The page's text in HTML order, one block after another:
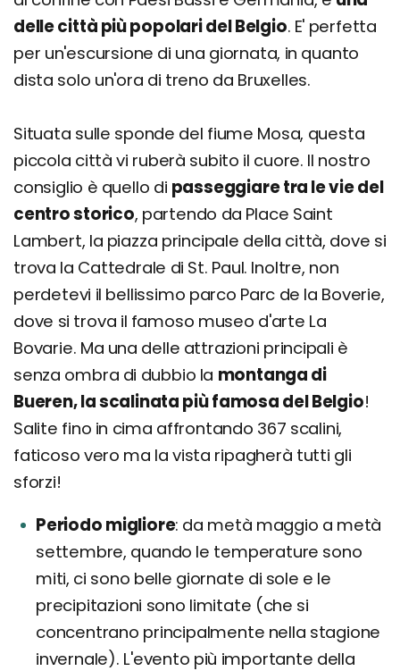
delle città più popolari del Belgio. E' perfetta
per un'escursione di una giornata, in quanto
dista solo un'ora di treno da Bruxelles.
Situata sulle sponde del fiume Mosa, questa
piccola città vi ruberà subito il cuore. Il nostro
consiglio è quello di passeggiare tra le vie del
centro storico, partendo da Place Saint
Lambert, la piazza principale della città, dove si
trova la Cattedrale di St. Paul. Inoltre, non
perdetevi il bellissimo parco Parc de la Boverie,
dove si trova il famoso museo d'arte La
Bovarie. Ma una delle attrazioni principali è
senza ombra di dubbio la montanga di
Bueren, la scalinata più famosa del Belgio!
Salite fino in cima affrontando 367 scalini,
faticoso vero ma la vista ripagherà tutti gli
sforzi!
Periodo migliore da metà maggio a metà
settembre, quando le temperature sono
miti, ci sono belle giornate di sole e le
precipitazioni sono limitate (che si
concentrano principalmente nella stagione
invernale). L'evento più importante della